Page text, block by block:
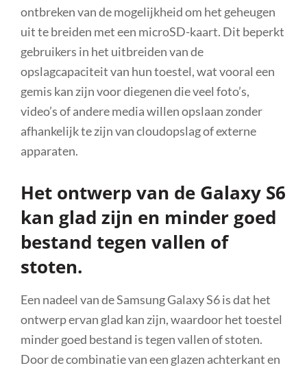
ontbreken van de mogelijkheid om het geheugen
uit te breiden met een microSD-kaart. Dit beperkt
gebruikers in het uitbreiden van de
opslagcapaciteit van hun toestel, wat vooral een
gemis kan zijn voor diegenen die veel foto’s,
video’s of andere media willen opslaan zonder
afhankelijk te zijn van cloudopslag of externe
apparaten.
Het ontwerp van de Galaxy S6
kan glad zijn en minder goed
bestand tegen vallen of
stoten.
Een nadeel van de Samsung Galaxy S6 is dat het
ontwerp ervan glad kan zijn, waardoor het toestel
minder goed bestand is tegen vallen of stoten.
Door de combinatie van een glazen achterkant en